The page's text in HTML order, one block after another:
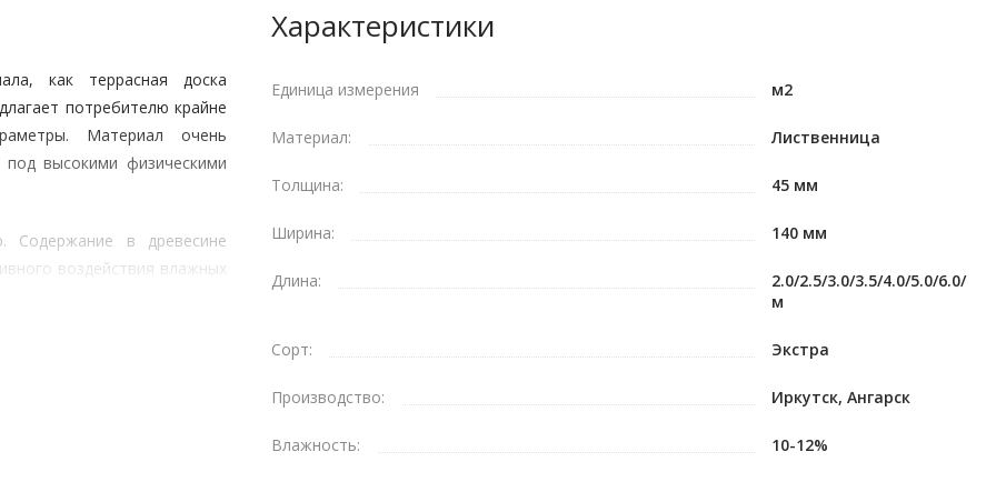
как террасная доска
потребителю крайне
Материал очень
высокими физическими
Содержание в древесине
воздействия влажных
Характеристики
Единица измерения м2
Материал: Лиственница
Толщина: 45 мм
Ширина: 140 мм
Длина:
2.0/2.5/3.0/3.5/4.0/5.0/6.0/
м
Сорт: Экстра
Производство: Иркутск, Ангарск
Влажность: 10-12%